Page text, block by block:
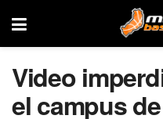
Video
el campus